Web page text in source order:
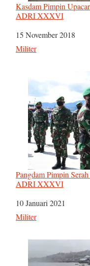
Kasdam Pimpin
ADRI XXXVI
Tanggal
15 November 2018
Sehubungan dengan
Militer
Pangdam Pimpin
ADRI XXXVI
Tanggal
10 Januari 2021
Sehubungan dengan
Militer